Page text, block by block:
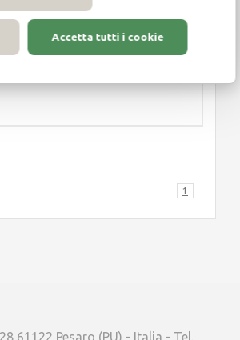
Accetta tutti i cookie
su participación en la
Feria Internacional de la
se[...]
1
61122 Pesaro (PU) - Italia - Tel.